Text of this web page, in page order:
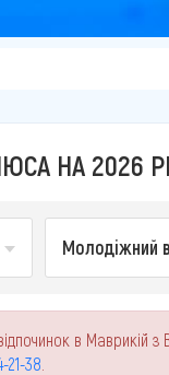
НА 2026
Молодіжний
в Маврикій з
21-38